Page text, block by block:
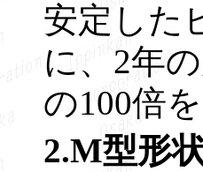
安定した
に、2年
の100倍
2.M型形